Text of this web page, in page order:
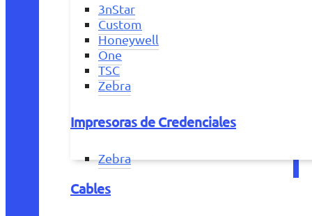
3nStar
Custom
Honeywell
One
TSC
Zebra
Impresoras de Credenciales
Zebra
Cables